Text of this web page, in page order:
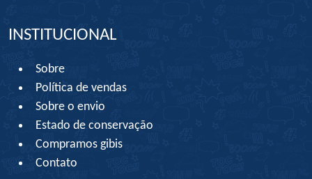
INSTITUCIONAL
Sobre
Política de vendas
Sobre o envio
Estado de conservação
Compramos gibis
Contato